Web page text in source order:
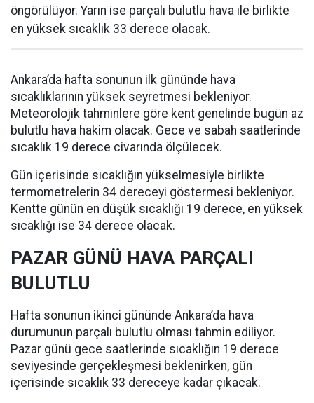
öngörülüyor. Yarın ise parçalı bulutlu hava ile birlikte
en yüksek sıcaklık 33 derece olacak.
Ankara’da hafta sonunun ilk gününde hava
sıcaklıklarının yüksek seyretmesi bekleniyor.
Meteorolojik tahminlere göre kent genelinde bugün az
bulutlu hava hakim olacak. Gece ve sabah saatlerinde
sıcaklık 19 derece civarında ölçülecek.
Gün içerisinde sıcaklığın yükselmesiyle birlikte
termometrelerin 34 dereceyi göstermesi bekleniyor.
Kentte günün en düşük sıcaklığı 19 derece, en yüksek
sıcaklığı ise 34 derece olacak.
PAZAR GÜNÜ HAVA PARÇALI
BULUTLU
Hafta sonunun ikinci gününde Ankara’da hava
durumunun parçalı bulutlu olması tahmin ediliyor.
Pazar günü gece saatlerinde sıcaklığın 19 derece
seviyesinde gerçekleşmesi beklenirken, gün
içerisinde sıcaklık 33 dereceye kadar çıkacak.